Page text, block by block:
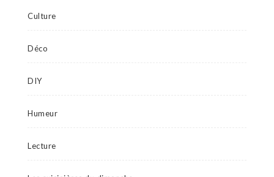
Culture
Déco
DIY
Humeur
Lecture